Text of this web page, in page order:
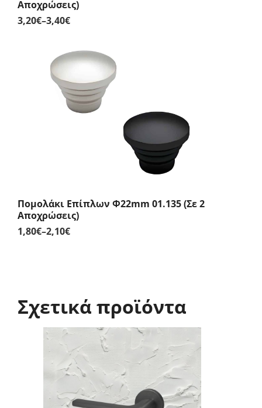
Αποχρώσεις)
3,20€–3,40€Price
3,20€
3,40€
Πομολάκι Επίπλων Φ22mm 01.135 (Σε 2
Αποχρώσεις)
1,80€–2,10€Price
2,10€
Σχετικά προϊόντα